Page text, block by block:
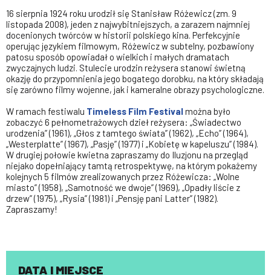
16 sierpnia 1924 roku urodził się Stanisław Różewicz (zm. 9
listopada 2008), jeden z najwybitniejszych, a zarazem najmniej
docenionych twórców w historii polskiego kina. Perfekcyjnie
operując językiem filmowym, Różewicz w subtelny, pozbawiony
patosu sposób opowiadał o wielkich i małych dramatach
zwyczajnych ludzi. Stulecie urodzin reżysera stanowi świetną
okazję do przypomnienia jego bogatego dorobku, na który składają
się zarówno filmy wojenne, jak i kameralne obrazy psychologiczne.
W ramach festiwalu Timeless Film Festivalmożna było
zobaczyć 6 pełnometrażowych dzieł reżysera: „Świadectwo
urodzenia” (1961), „Głos z tamtego świata” (1962), „Echo” (1964),
„Westerplatte” (1967), „Pasję” (1977) i „Kobietę w kapeluszu” (1984).
W drugiej połowie kwietna zapraszamy do Iluzjonu na przegląd
niejako dopełniający tamtą retrospektywę, na którym pokażemy
kolejnych 5 filmów zrealizowanych przez Różewicza: „Wolne
miasto” (1958), „Samotność we dwoje” (1969), „Opadły liście z
drzew” (1975), „Rysia” (1981) i „Pensję pani Latter” (1982).
Zapraszamy!
DATA I MIEJSCE